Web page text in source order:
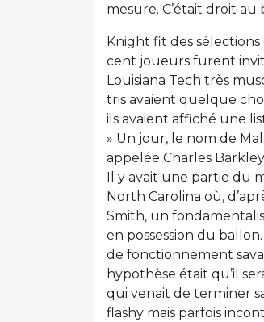
mesure. C’était droit au
Knight fit des
cent joueurs furent
Louisiana Tech très
tris avaient quelque
ils avaient affiché une
» Un jour, le nom de
appelée Charles
Il y avait une partie du
North Carolina où,
Smith, un
en possession du
de fonctionnement
hypothèse était qu’il
qui venait de terminer
flashy mais parfois